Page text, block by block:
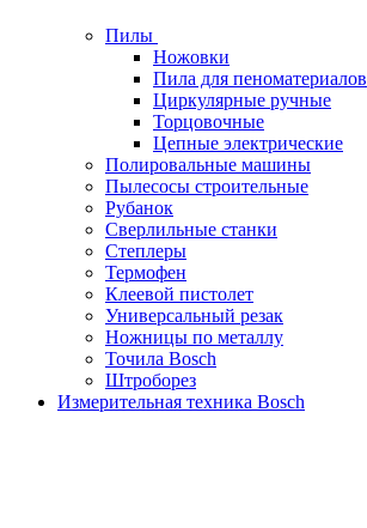
Пилы
Ножовки
Пила для пеноматериалов
Циркулярные ручные
Торцовочные
Цепные электрические
Полировальные машины
Пылесосы cтроительные
Рубанок
Сверлильные станки
Степлеры
Термофен
Клеевой пистолет
Универсальный резак
Ножницы по металлу
Точила Bosch
Штроборез
Измерительная техника Bosch